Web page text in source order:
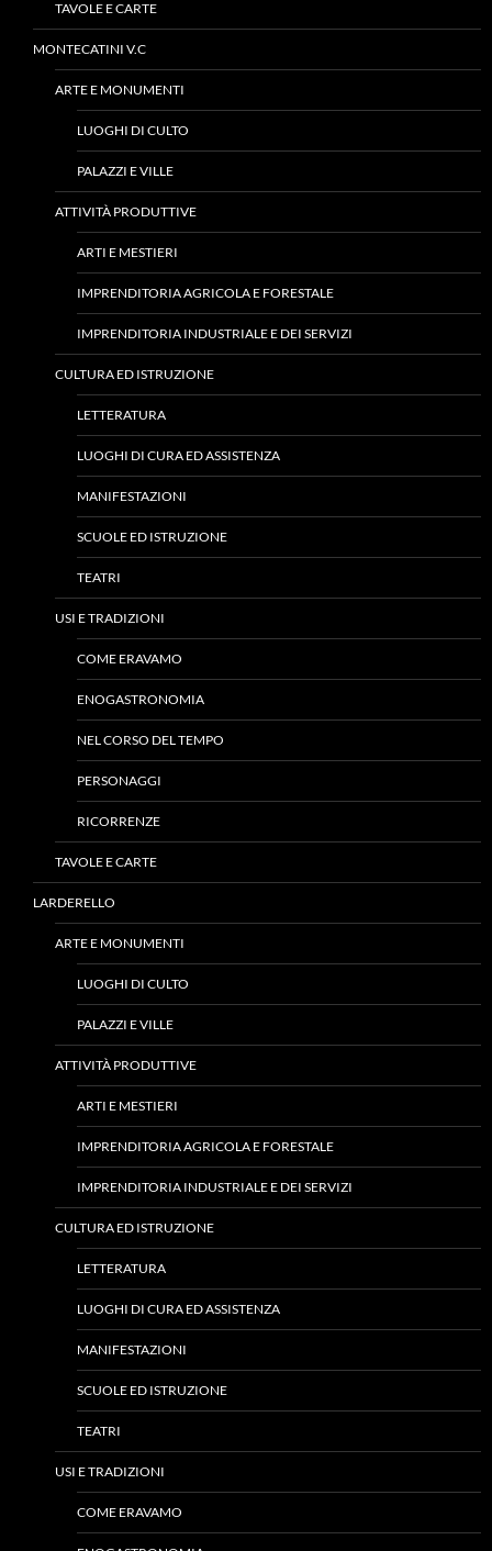
TAVOLE E CARTE
MONTECATINI V.C
ARTE E MONUMENTI
LUOGHI DI CULTO
PALAZZI E VILLE
ATTIVITÀ PRODUTTIVE
ARTI E MESTIERI
IMPRENDITORIA AGRICOLA E FORESTALE
IMPRENDITORIA INDUSTRIALE E DEI SERVIZI
CULTURA ED ISTRUZIONE
LETTERATURA
LUOGHI DI CURA ED ASSISTENZA
MANIFESTAZIONI
SCUOLE ED ISTRUZIONE
TEATRI
USI E TRADIZIONI
COME ERAVAMO
ENOGASTRONOMIA
NEL CORSO DEL TEMPO
PERSONAGGI
RICORRENZE
TAVOLE E CARTE
LARDERELLO
ARTE E MONUMENTI
LUOGHI DI CULTO
PALAZZI E VILLE
ATTIVITÀ PRODUTTIVE
ARTI E MESTIERI
IMPRENDITORIA AGRICOLA E FORESTALE
IMPRENDITORIA INDUSTRIALE E DEI SERVIZI
CULTURA ED ISTRUZIONE
LETTERATURA
LUOGHI DI CURA ED ASSISTENZA
MANIFESTAZIONI
SCUOLE ED ISTRUZIONE
TEATRI
USI E TRADIZIONI
COME ERAVAMO